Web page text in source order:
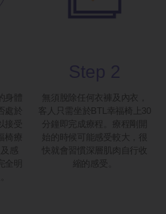
體
處於
接受
椅療
感
明
無須脫除任何衣褲及內衣，
客人只需坐於BTL幸福椅上30
分鐘即完成療程。療程剛開
始的時候可能感受較大，很
快就會習慣深層肌肉自行收
縮的感受。